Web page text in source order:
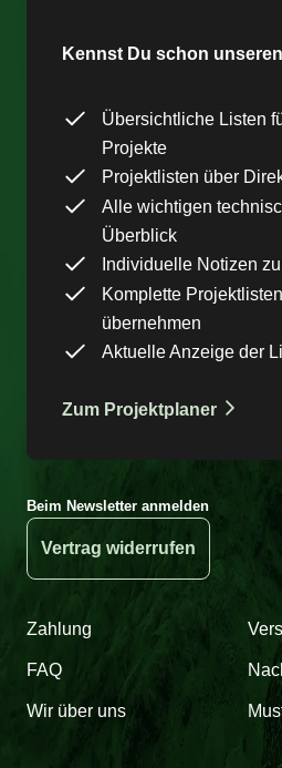
Kennst Du schon
Übersichtliche Listen
Projekte
Projektlisten über
Alle wichtigen
Überblick
Individuelle Notizen
Komplette
übernehmen
Aktuelle Anzeige der
Zum Projektplaner
Beim Newsletter anmelden
Vertrag widerrufen
Zahlung
FAQ
Wir über uns